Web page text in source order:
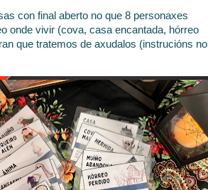
con final aberto no que 8 personaxes
onde vivir (cova, casa encantada, hórreo
que tratemos de axudalos (instrucións no